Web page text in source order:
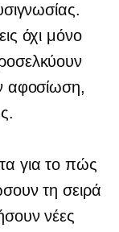
όχι μόνο
αφοσίωση,
για το πώς
τη σειρά
νέες